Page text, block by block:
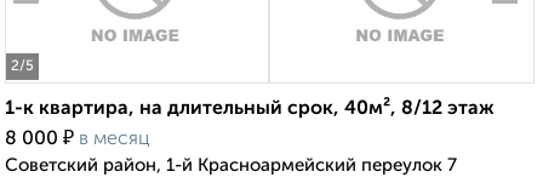
2/5
1-к квартира, на длительный срок, 40м², 8/12 этаж
8 000 ₽ в месяц
Советский район, 1-й Красноармейский переулок 7